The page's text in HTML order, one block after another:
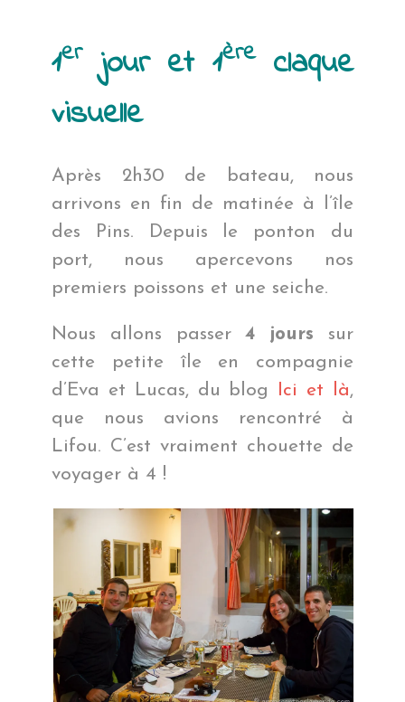
1erjour et 1èreclaque
visuelle
Après 2h30 de bateau, nous
arrivons en fin de matinée à l’île
des Pins. Depuis le ponton du
port, nous apercevons nos
premiers poissons et une seiche.
Nous allons passer4 jours sur
cette petite île en compagnie
d’Eva et Lucas, du blog
Ici et là,
que nous avions rencontré à
Lifou. C’est vraiment chouette de
voyager à 4 !